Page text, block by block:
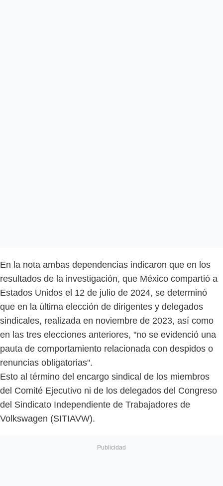
En la nota ambas dependencias indicaron que en los
resultados de la investigación, que México compartió a
Estados Unidos el 12 de julio de 2024, se determinó
que en la última elección de dirigentes y delegados
sindicales, realizada en noviembre de 2023, así como
en las tres elecciones anteriores, "no se evidenció una
pauta de comportamiento relacionada con despidos o
renuncias obligatorias".
Esto al término del encargo sindical de los miembros
del Comité Ejecutivo ni de los delegados del Congreso
del Sindicato Independiente de Trabajadores de
Volkswagen (SITIAVW).